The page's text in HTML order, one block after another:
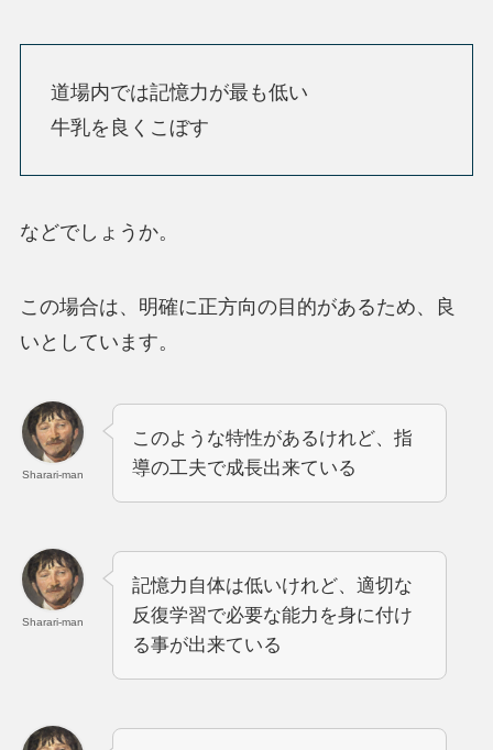
道場内では記憶力が最も低い
牛乳を良くこぼす
などでしょうか。
この場合は、明確に正方向の目的があるため、良
いとしています。
Sharari-man
このような特性があるけれど、指
導の工夫で成長出来ている
Sharari-man
記憶力自体は低いけれど、適切な
反復学習で必要な能力を身に付け
る事が出来ている